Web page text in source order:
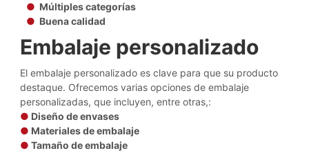
● Múltiples categorías
● Buena calidad
Embalaje personalizado
El embalaje personalizado es clave para que su producto
destaque. Ofrecemos varias opciones de embalaje
personalizadas, que incluyen, entre otras,:
● Diseño de envases
● Materiales de embalaje
●Tamaño de embalaje